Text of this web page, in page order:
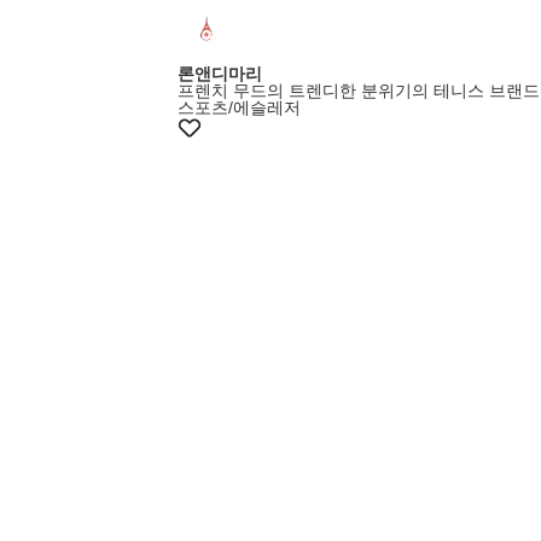
론앤디마리
프렌치 무드의 트렌디한 분위기의 테니스 브랜드
스포츠/에슬레저